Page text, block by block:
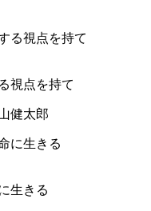
視点を持て
健太郎
生きる